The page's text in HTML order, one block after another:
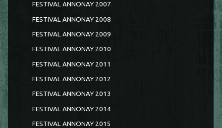
FESTIVAL ANNONAY 2007
FESTIVAL ANNONAY 2008
FESTIVAL ANNONAY 2009
FESTIVAL ANNONAY 2010
FESTIVAL ANNONAY 2011
FESTIVAL ANNONAY 2012
FESTIVAL ANNONAY 2013
FESTIVAL ANNONAY 2014
FESTIVAL ANNONAY 2015